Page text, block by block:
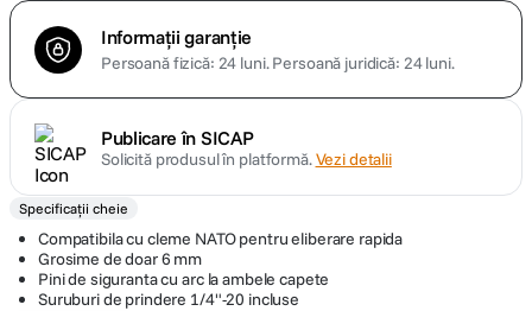
10. godox
Informații garanție
Persoană fizică: 24 luni.Persoană juridică: 24 luni.
Publicare în SICAP
Solicită produsul în platformă.Vezi detalii
Specificații cheie
Compatibila cu cleme NATO pentru eliberare rapida
Grosime de doar 6 mm
Pini de siguranta cu arc la ambele capete
Suruburi de prindere 1/4"-20 incluse